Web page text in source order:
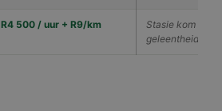
R4 500 / uur + R9/km
Stasie kom na
geleentheid